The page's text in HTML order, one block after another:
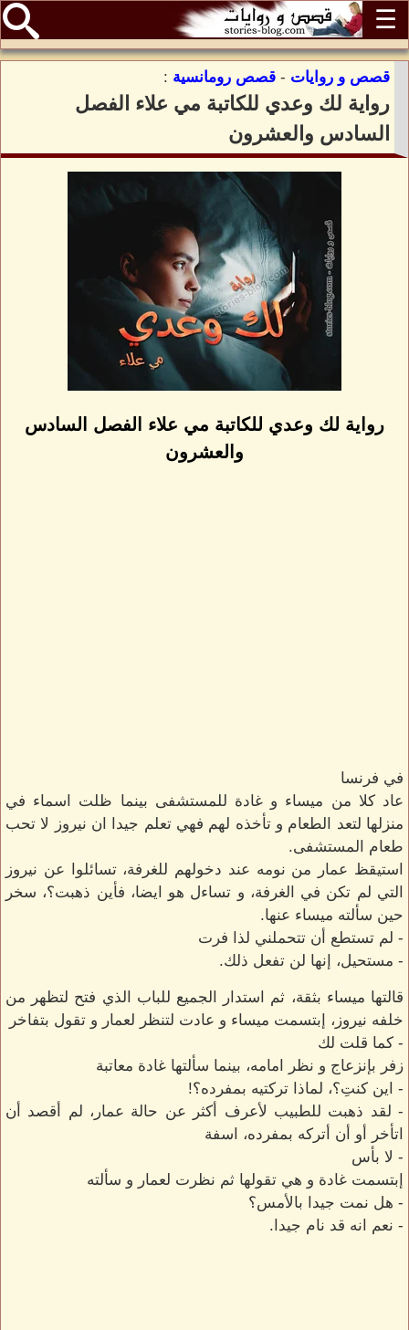
☰
قصص و روايات - قصص رومانسية :
رواية لك وعدي للكاتبة مي علاء الفصل
السادس والعشرون
رواية لك وعدي للكاتبة مي علاء الفصل السادس
والعشرون
في فرنسا
عاد كلا من ميساء و غادة للمستشفى بينما ظلت اسماء في
منزلها لتعد الطعام و تأخذه لهم فهي تعلم جيدا ان نيروز لا تحب
طعام المستشفى.
استيقظ عمار من نومه عند دخولهم للغرفة، تسائلوا عن نيروز
التي لم تكن في الغرفة، و تساءل هو ايضا، فأين ذهبت؟، سخر
حين سألته ميساء عنها.
- لم تستطع أن تتحملني لذا فرت
- مستحيل، إنها لن تفعل ذلك.
قالتها ميساء بثقة، ثم استدار الجميع للباب الذي فتح لتظهر من
خلفه نيروز، إبتسمت ميساء و عادت لتنظر لعمار و تقول بتفاخر
- كما قلت لك
زفر بإنزعاج و نظر امامه، بينما سألتها غادة معاتبة
- اين كنتِ؟، لماذا تركتيه بمفرده؟!
- لقد ذهبت للطبيب لأعرف أكثر عن حالة عمار، لم أقصد أن
اتأخر أو أن أتركه بمفرده، اسفة
- لا بأس
إبتسمت غادة و هي تقولها ثم نظرت لعمار و سألته
- هل نمت جيدا بالأمس؟
- نعم انه قد نام جيدا.